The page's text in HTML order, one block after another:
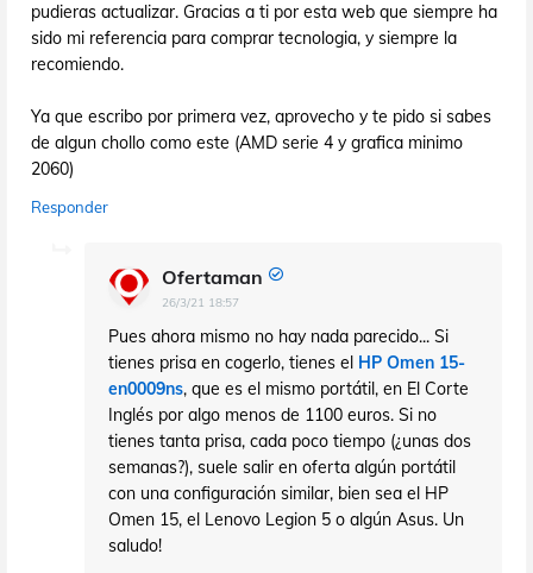
pudieras actualizar. Gracias a ti por esta web que siempre ha
sido mi referencia para comprar tecnologia, y siempre la
recomiendo.
Ya que escribo por primera vez, aprovecho y te pido si sabes
de algun chollo como este (AMD serie 4 y grafica minimo
2060)
Responder
Ofertaman
26/3/21 18:57
Pues ahora mismo no hay nada parecido... Si
tienes prisa en cogerlo, tienes el HP Omen 15-
en0009ns, que es el mismo portátil, en El Corte
Inglés por algo menos de 1100 euros. Si no
tienes tanta prisa, cada poco tiempo (¿unas dos
semanas?), suele salir en oferta algún portátil
con una configuración similar, bien sea el HP
Omen 15, el Lenovo Legion 5 o algún Asus. Un
saludo!